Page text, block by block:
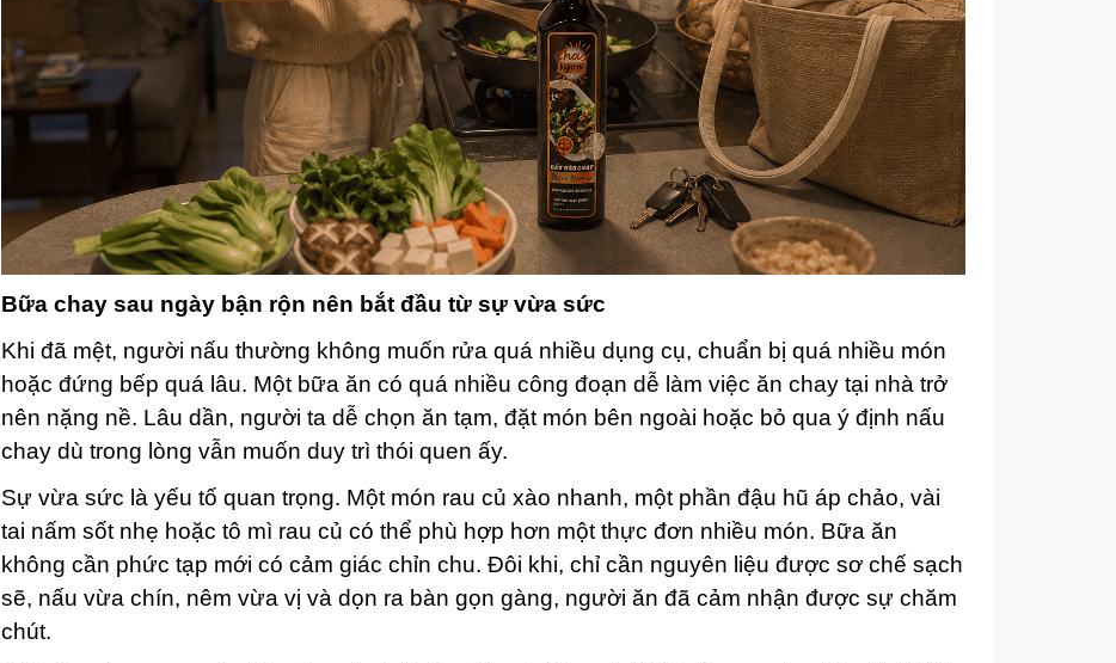
Bữa chay sau ngày bận rộn nên bắt đầu từ sự vừa sức
Khi đã mệt, người nấu thường không muốn rửa quá nhiều dụng cụ, chuẩn bị quá nhiều món
hoặc đứng bếp quá lâu. Một bữa ăn có quá nhiều công đoạn dễ làm việc ăn chay tại nhà trở
nên nặng nề. Lâu dần, người ta dễ chọn ăn tạm, đặt món bên ngoài hoặc bỏ qua ý định nấu
chay dù trong lòng vẫn muốn duy trì thói quen ấy.
Sự vừa sức là yếu tố quan trọng. Một món rau củ xào nhanh, một phần đậu hũ áp chảo, vài
tai nấm sốt nhẹ hoặc tô mì rau củ có thể phù hợp hơn một thực đơn nhiều món. Bữa ăn
không cần phức tạp mới có cảm giác chỉn chu. Đôi khi, chỉ cần nguyên liệu được sơ chế sạch
sẽ, nấu vừa chín, nêm vừa vị và dọn ra bàn gọn gàng, người ăn đã cảm nhận được sự chăm
chút.